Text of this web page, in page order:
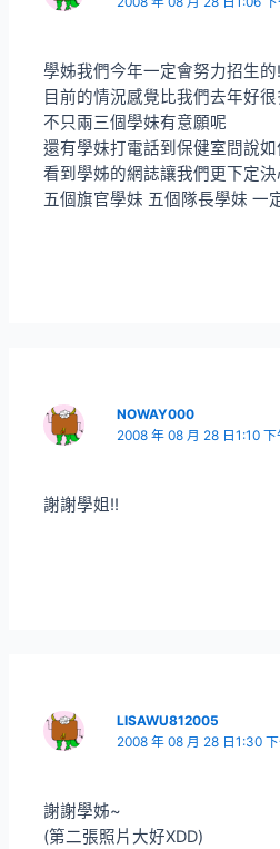
學姊我們今年一定會努力招生的
目前的情況感覺比我們去年好很
不只兩三個學妹有意願呢
還有學妹打電話到保健室問說
看到學姊的網誌讓我們更下定
五個旗官學妹 五個隊長學妹 一
NOWAY000
2008 年 08 月 28 日1:10 下
謝謝學姐!!
LISAWU812005
2008 年 08 月 28 日1:30
謝謝學姊~
(第二張照片大好XDD)